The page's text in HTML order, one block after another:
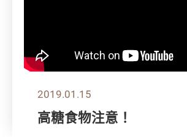
2019.01.15
高糖食物注意！